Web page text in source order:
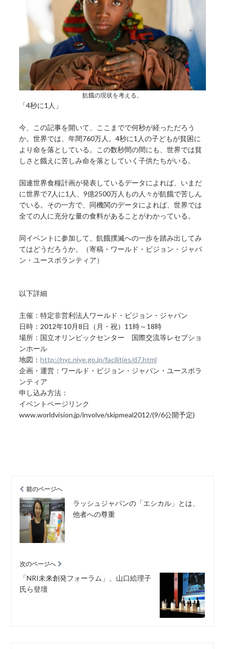
飢餓の現状を考える。
「4秒に1人」
今、この記事を開いて、ここまでで何秒が経っただろう
か。世界では、年間760万人。4秒に1人の子どもが貧困に
より命を落としている。この数秒間の間にも、世界では貧
しさと餓えに苦しみ命を落としていく子供たちがいる。
国連世界食糧計画が発表しているデータによれば、いまだ
に世界で7人に1人、9億2500万人もの人々が飢餓で苦しん
でいる。その一方で、同機関のデータによれば、世界では
全ての人に充分な量の食料があることがわかっている。
同イベントに参加して、飢餓撲滅への一歩を踏み出してみ
てはどうだろうか。（寄稿・ワールド・ビジョン・ジャパ
ン・ユースボランティア）
以下詳細
主催：特定非営利法人ワールド・ビジョン・ジャパン
日時：2012年10月8日（月・祝）11時～18時
場所：国立オリンピックセンター 国際交流等レセプショ
ンホール
地図：http://nyc.niye.go.jp/facilities/d7.html
企画・運営：ワールド・ビジョン・ジャパン・ユースボラ
ンティア
申し込み方法：
イベントページリンク
www.worldvision.jp/involve/skipmeal2012/(9/6公開予定)
前のページへ
ラッシュジャパンの「エシカル」とは、
他者への尊重
次のページへ
「NRI未来創発フォーラム」、山口絵理子
氏ら登壇